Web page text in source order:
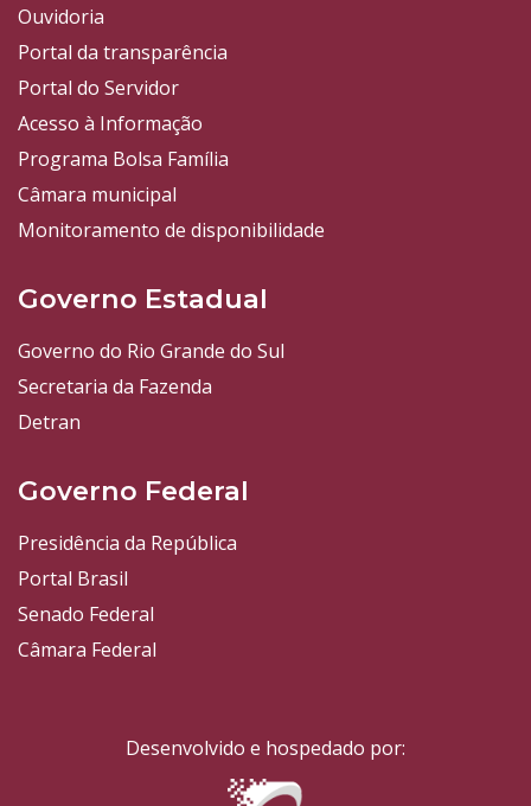
Ouvidoria
Portal da transparência
Portal do Servidor
Acesso à Informação
Programa Bolsa Família
Câmara municipal
Monitoramento de disponibilidade
Governo Estadual
Governo do Rio Grande do Sul
Secretaria da Fazenda
Detran
Governo Federal
Presidência da República
Portal Brasil
Senado Federal
Câmara Federal
Desenvolvido e hospedado por: